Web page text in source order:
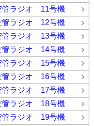
管ラジオ 11号機
管ラジオ 12号機
管ラジオ 13号機
管ラジオ 14号機
管ラジオ 15号機
管ラジオ 16号機
管ラジオ 17号機
管ラジオ 18号機
管ラジオ 19号機